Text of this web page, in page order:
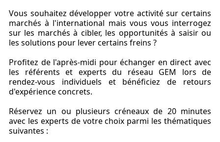
Vous souhaitez développer votre activité sur certains
marchés à l'international mais vous vous interrogez
sur les marchés à cibler, les opportunités à saisir ou
les solutions pour lever certains freins ?
Profitez de l'après-midi pour échanger en direct avec
les référents et experts du réseau GEM lors de
rendez-vous individuels et bénéficiez de retours
d'expérience concrets.
Réservez un ou plusieurs créneauxde 20 minutes
avec les experts de votre choix parmi les thématiques
suivantes :